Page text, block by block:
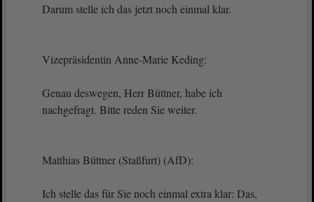
Darum stelle ich das jetzt noch einmal klar.
Vizepräsidentin Anne-Marie Keding:
Genau deswegen, Herr Büttner, habe ich
nachgefragt. Bitte reden Sie weiter.
Matthias Büttner (Staßfurt) (AfD):
Ich stelle das für Sie noch einmal extra klar: Das,